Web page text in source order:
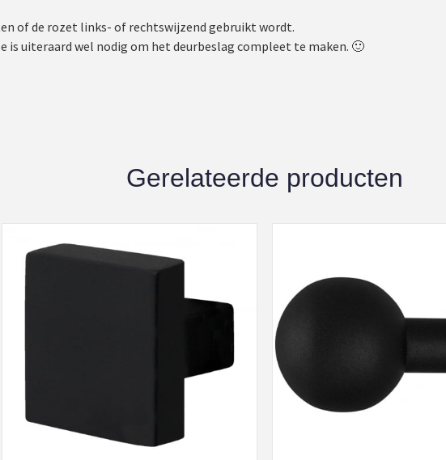
of de rozet links- of rechtswijzend gebruikt wordt.
is uiteraard wel nodig om het deurbeslag compleet te maken. 🙂
Gerelateerde producten